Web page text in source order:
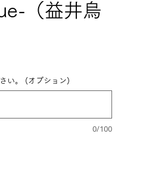
（益井烏
い。 (オプション)
0/100